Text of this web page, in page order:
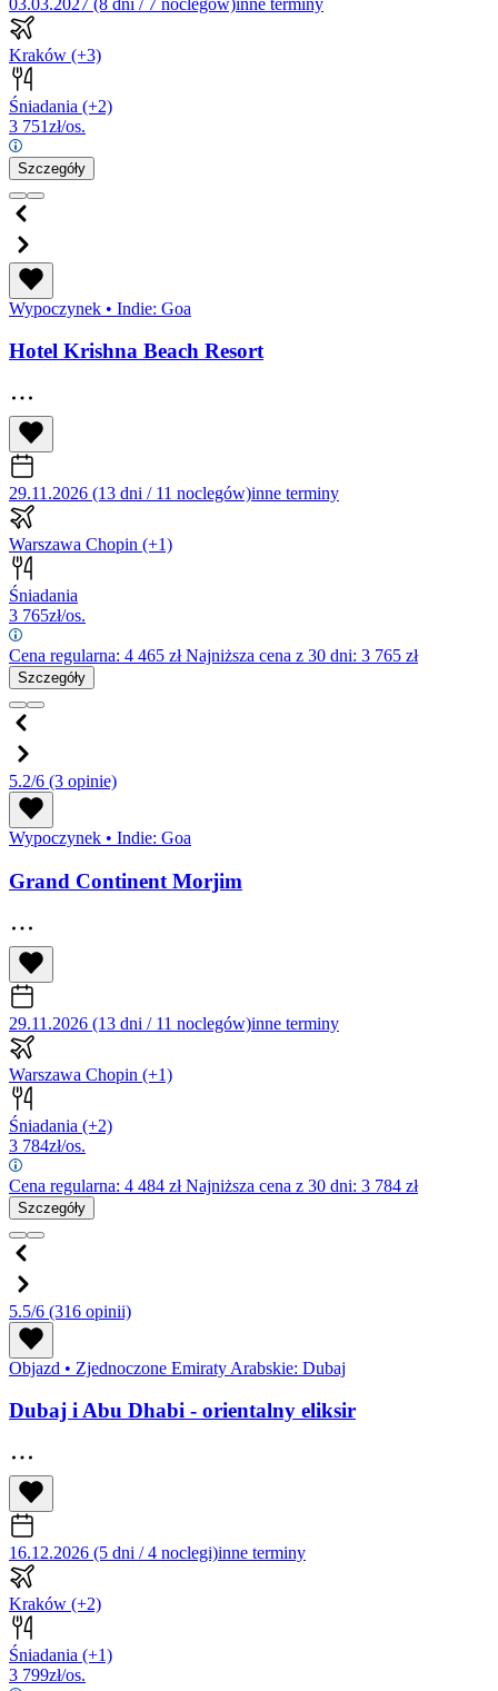
Kraków (+3)
Śniadania (+2)
3 751zł/os.
Szczegóły
Wypoczynek • Indie: Goa
Hotel Krishna Beach Resort
29.11.2026 (13 dni / 11 noclegów)inne terminy
Warszawa Chopin (+1)
Śniadania
3 765zł/os.
Cena regularna: 4 465 złNajniższa cena z 30 dni: 3 765 zł
Szczegóły
5.2/6 (3 opinie)
Wypoczynek • Indie: Goa
Grand Continent Morjim
29.11.2026 (13 dni / 11 noclegów)inne terminy
Warszawa Chopin (+1)
Śniadania (+2)
3 784zł/os.
Cena regularna: 4 484 złNajniższa cena z 30 dni: 3 784 zł
Szczegóły
5.5/6 (316 opinii)
Objazd • Zjednoczone Emiraty Arabskie: Dubaj
Dubaj i Abu Dhabi - orientalny eliksir
16.12.2026 (5 dni / 4 noclegi)inne terminy
Kraków (+2)
Śniadania (+1)
3 799zł/os.